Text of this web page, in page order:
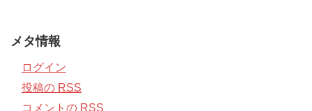
メタ情報
ログイン
投稿の RSS
コメントの RSS